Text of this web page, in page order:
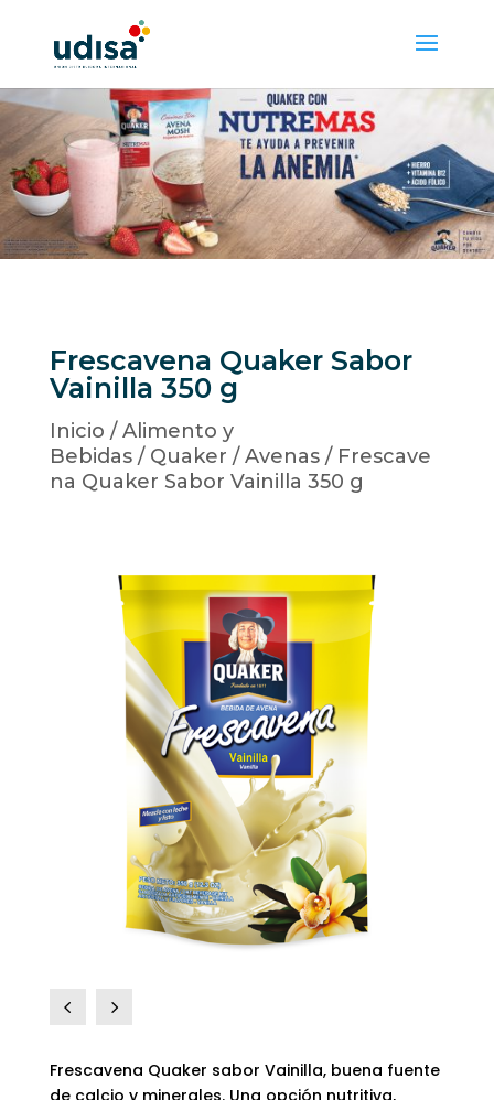
Frescavena Quaker Sabor
Vainilla 350 g
Inicio /Alimento y
Bebidas/ Quaker /Avenas/ Frescave
na Quaker Sabor Vainilla 350 g
4 5
Frescavena Quaker sabor Vainilla, buena fuente